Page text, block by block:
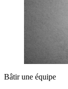
Bâtir une équipe